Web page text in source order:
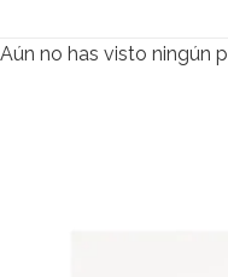
Aún no has visto ningún